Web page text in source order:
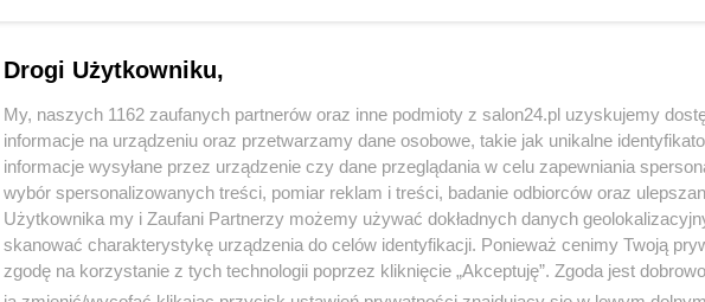
Drogi Użytkowniku,
My, naszych 1162 zaufanych partnerów oraz inne podmioty z salon24.pl uzyskujemy
informacje na urządzeniu oraz przetwarzamy dane osobowe, takie jak unikalne
informacje wysyłane przez urządzenie czy dane przeglądania w celu zapewniania
wybór spersonalizowanych treści, pomiar reklam i treści, badanie odbiorców oraz
Użytkownika my i Zaufani Partnerzy możemy używać dokładnych danych
skanować charakterystykę urządzenia do celów identyfikacji. Ponieważ cenimy Twoją
zgodę na korzystanie z tych technologii poprzez kliknięcie „Akceptuję”. Zgoda jest